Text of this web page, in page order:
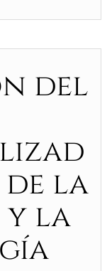
del
la
la